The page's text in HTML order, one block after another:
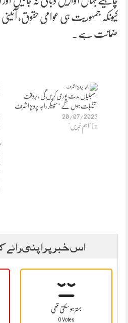
کیونکہ جمہوریت ہی عوامی حقوق، آئینی
ضمانت ہے۔
اسمبلیاں مدت پوری کریں گی ،بروقت
انتخابات ہوں گے ‘سپیکر راجہ پرویز اشرف
20/07/2023
In "اہم خبریں"
اس خبر پر اپنی رائے
بہتر ہو سکتی تھی
0 Votes